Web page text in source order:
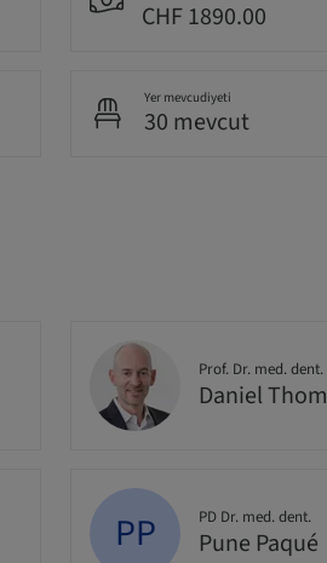
CHF 1890.00
Yer mevcudiyeti
30 mevcut
Prof. Dr. med. dent.
Daniel
PP PD Dr. med. dent.
Pune Paqué